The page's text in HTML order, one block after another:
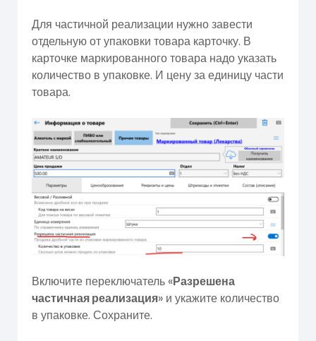
Для частичной реализации нужно завести
отдельную от упаковки товара карточку. В
карточке маркированного товара надо указать
количество в упаковке. И цену за единицу части
товара.
Включите переключатель «Разрешена
частичная реализация» и укажите количество
в упаковке. Сохраните.